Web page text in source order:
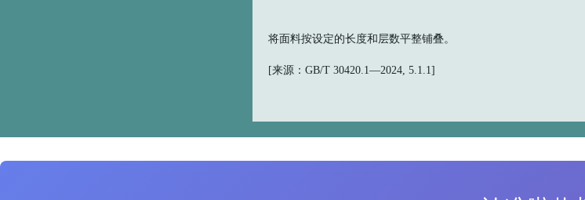
将面料按设定的长度和层数平整铺叠。
[来源：GB/T 30420.1—2024, 5.1.1]